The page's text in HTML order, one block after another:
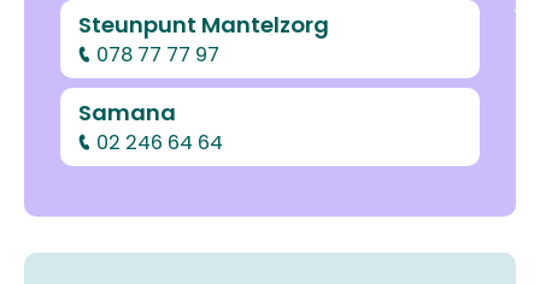
Steunpunt Mantelzorg
078 77 77 97
Samana
02 246 64 64